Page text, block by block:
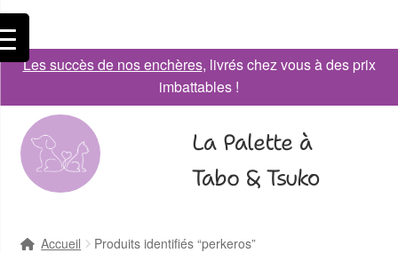
Les succès de nos enchères, livrés chez vous à des prix
imbattables !
La Palette à
Tabo & Tsuko
Accueil Produits identifiés “perkeros”